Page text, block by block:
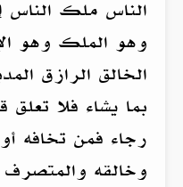
الناس ملك الناس
وهو الملك وهو
الخالق الرازق
بما يشاء فلا
رجاء فمن تخافه
وخالقه والمتصرف